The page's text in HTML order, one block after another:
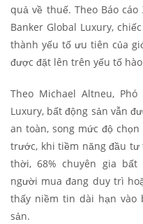
quả về thuế. Theo Báo
Banker Global Luxury,
thành yếu tố ưu tiên của
được đặt lên trên yếu tố
Theo Michael Altneu,
Luxury, bất động sản vẫn
an toàn, song mức độ
trước, khi tiềm năng đầu
thời, 68% chuyên gia
người mua đang duy trì
thấy niềm tin dài hạn vào
sản.